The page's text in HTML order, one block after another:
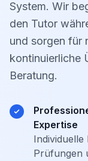
System. Wir
den Tutor
und sorgen für
kontinuierliche
Beratung.
Expertise
Prüfungen